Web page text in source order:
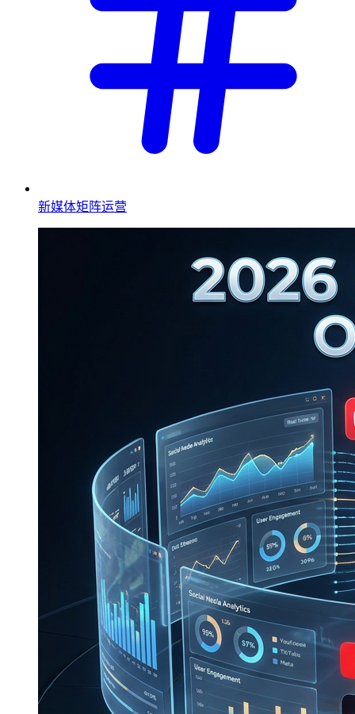
新媒体矩阵运营